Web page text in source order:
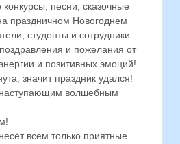
песни, сказочные
праздничном Новогоднем
студенты и сотрудники
и пожелания от
и позитивных эмоций!
значит праздник удался!
волшебным
всем только приятные